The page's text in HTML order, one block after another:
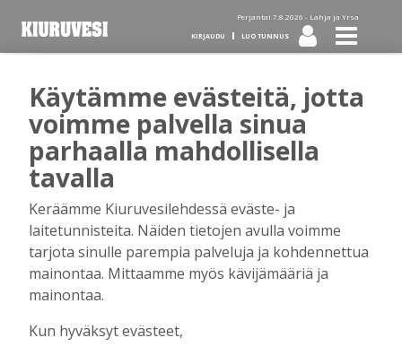
Perjantai 7.8.2026 - Lahja ja Yrsa
KIRJAUDU LUO TUNNUS
Tilaa Kiuruvesi-lehti diginä
tai kotiinkannettuna!
Kirjaudu
Sähköposti
Käytämme evästeitä, jotta
voimme palvella sinua
parhaalla mahdollisella
tavalla
Keräämme Kiuruvesilehdessä eväste- ja
laitetunnisteita. Näiden tietojen avulla voimme
tarjota sinulle parempia palveluja ja kohdennettua
mainontaa. Mittaamme myös kävijämääriä ja
mainontaa.
Kun hyväksyt evästeet,